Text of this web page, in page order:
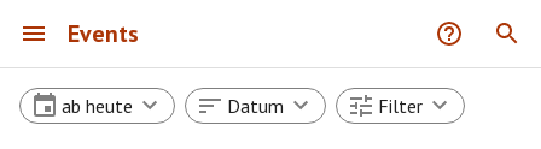
Events
ab heute Datum Filter